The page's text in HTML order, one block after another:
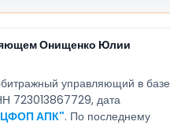
Онищенко Юлии
управляющий в базе
723013867729, дата
АПК". По последнему